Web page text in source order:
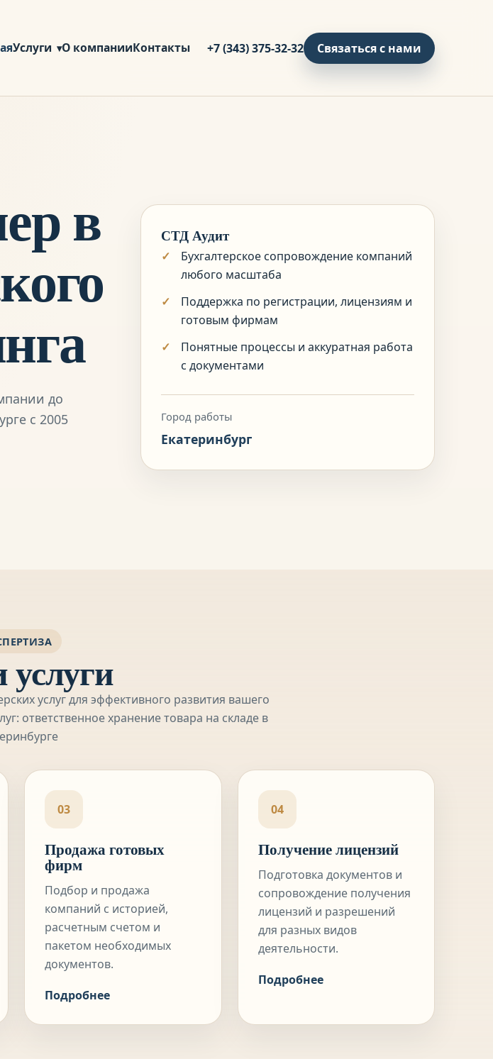
Услуги О компанииКонтакты +7 (343) 375-32-32 Связаться с нами
в
до
с 2005
СТД Аудит
Бухгалтерское сопровождение компаний
любого масштаба
Поддержка по регистрации, лицензиям и
готовым фирмам
Понятные процессы и аккуратная работа
с документами
Город работы
Екатеринбург
услуг для эффективного развития вашего
ответственное хранение товара на складе в
03
Продажа готовых
фирм
Подбор и продажа
компаний с историей,
расчетным счетом и
пакетом необходимых
документов.
Подробнее
04
Получение лицензий
Подготовка документов и
сопровождение получения
лицензий и разрешений
для разных видов
деятельности.
Подробнее